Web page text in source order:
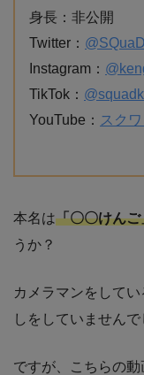
身長：非公開
Twitter：
Instagram：
TikTok：
YouTube： スク
本名は「〇〇けんご
うか？
カメラマンをして
しをしていませんで
ですが、こちらの動